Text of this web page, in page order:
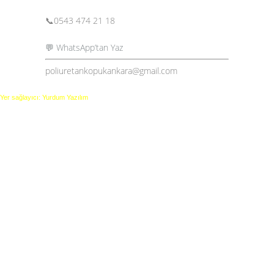
📞0543 474 21 18
💬 WhatsApp’tan Yaz
poliuretankopukankara@gmail.com
Yer sağlayıcı: Yurdum Yazılım